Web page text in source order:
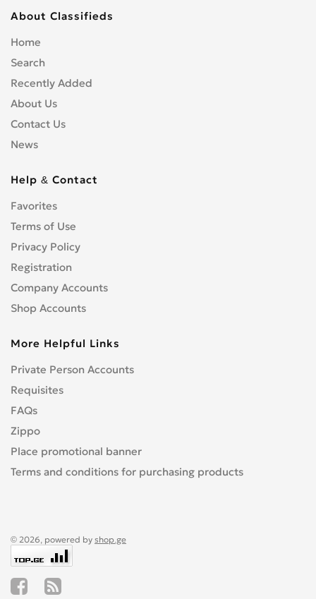
About Classifieds
Home
Search
Recently Added
About Us
Contact Us
News
Help & Contact
Favorites
Terms of Use
Privacy Policy
Registration
Company Accounts
Shop Accounts
More Helpful Links
Private Person Accounts
Requisites
FAQs
Zippo
Place promotional banner
Terms and conditions for purchasing products
© 2026, powered by shop.ge